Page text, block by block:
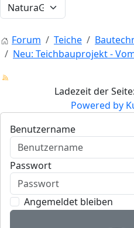
Forum
Teiche
Neu: Teichbauprojekt -
Ladezeit der
Powered by
Benutzername
Passwort
Angemeldet bleiben